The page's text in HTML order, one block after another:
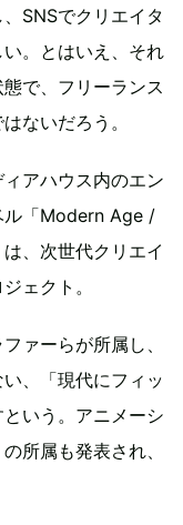
SNSでクリエイタ
。とはいえ、それ
で、フリーランス
ないだろう。
アハウス内のエン
ル「Modern Age /
、次世代クリエイ
ェクト。
ァーらが所属し、
、「現代にフィッ
いう。アニメーシ
所属も発表され、